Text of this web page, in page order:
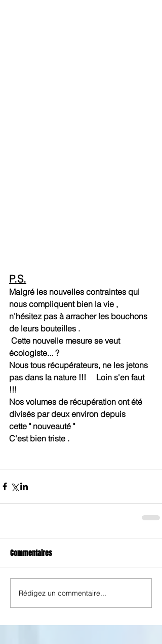
P.S.
Malgré les nouvelles contraintes qui
nous compliquent bien la vie ,
n'hésitez pas à arracher les bouchons
de leurs bouteilles .
écologiste... ?
Nous tous récupérateurs, ne les jetons
pas dans la nature !!!     Loin s'en faut
!!!
Nos volumes de récupération ont été
divisés par deux environ depuis
cette " nouveauté "
C'est bien triste .
Commentaires
Rédigez un commentaire...